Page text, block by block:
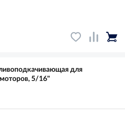
для
5/16"